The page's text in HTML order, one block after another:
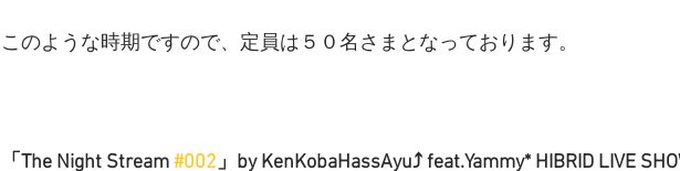
このような時期ですので、定員は５０名さまとなっております。
「The Night Stream #002」by KenKobaHassAyu⤴︎ feat.Yammy* HIBRID LIVE